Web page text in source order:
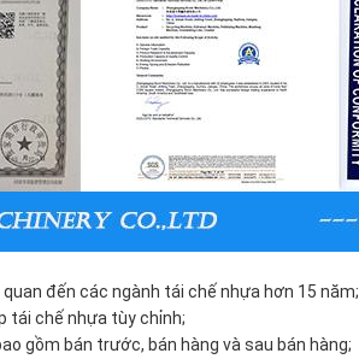
quan đến các ngành tái chế nhựa hơn 15 năm;
tái chế nhựa tùy chỉnh;
gồm bán trước, bán hàng và sau bán hàng;